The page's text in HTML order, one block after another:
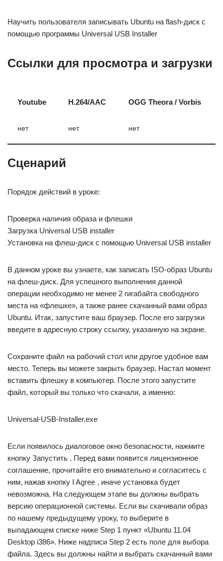
Научить пользователя записывать Ubuntu на flash-диск с
помощью программы Universal USB Installer
Ссылки для просмотра и загрузки
Youtube H.264/AAC OGG Theora / Vorbis
нет нет нет
Сценарий
Порядок действий в уроке:
Проверка наличия образа и флешки
Загрузка Universal USB installer
Установка на флеш-диск с помощью Universal USB installer
В данном уроке вы узнаете, как записать ISO-образ Ubuntu
на флеш-диск. Для успешного выполнения данной
операции необходимо не менее 2 гигабайта свободного
места на «флешке», а также ранее скачанный вами образ
Ubuntu. Итак, запустите ваш браузер. После его загрузки
введите в адресную строку ссылку, указанную на экране.
Сохраните файл на рабочий стол или другое удобное вам
место. Теперь вы можете закрыть браузер. Настал момент
вставить флешку в компьютер. После этого запустите
файл, который вы только что скачали, а именно:
Universal-USB-Installer.exe
Если появилось диалоговое окно безопасности, нажмите
кнопку Запустить . Перед вами появится лицензионное
соглашение, прочитайте его внимательно и согласитесь с
ним, нажав кнопку I Agree , иначе установка будет
невозможна. На следующем этапе вы должны выбрать
версию операционной системы. Если вы скачивали образ
по нашему предыдущему уроку, то выберите в
выпадающем списке ниже Step 1 пункт «Ubuntu 11.04
Desktop i386». Ниже надписи Step 2 есть поле для выбора
файла. Здесь вы должны найти и выбрать скачанный вами